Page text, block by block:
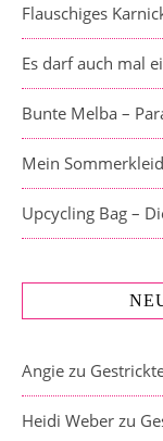
Flauschiges
Es darf auch mal
Bunte Melba –
Mein
Upcycling Bag –
Angie zu
Heidi Weber zu